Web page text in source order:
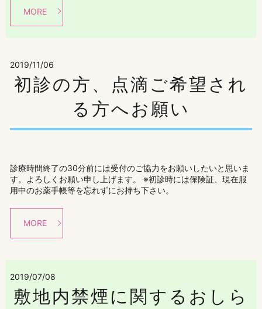
MORE
2019/11/06
初診の方、点滴ご希望され
る方へお願い
診療時間終了の30分前には受付のご協力をお願いしたいと思いま
す。よろしくお願い申し上げます。 ※初診時には保険証、現在服
用中のお薬手帳等を忘れずにお持ち下さい。
MORE
2019/07/08
敷地内禁煙に関するおしら